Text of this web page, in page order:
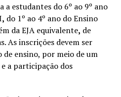
a estudantes do 6º ao 9º ano
, do 1º ao 4º ano do Ensino
da EJA equivalente, de
As inscrições devem ser
ensino, por meio de um
a participação dos